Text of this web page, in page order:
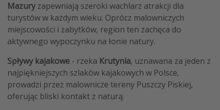
Mazuryzapewniają szeroki wachlarz atrakcji dla
turystów w każdym wieku. Oprócz malowniczych
miejscowości i zabytków, region ten zachęca do
aktywnego wypoczynku na łonie natury.​
Spływy kajakowe - rzeka Krutynia, uznawana za jeden z
najpiękniejszych szlaków kajakowych w Polsce,
prowadzi przez malownicze tereny Puszczy Piskiej,
oferując bliski kontakt z naturą. ​